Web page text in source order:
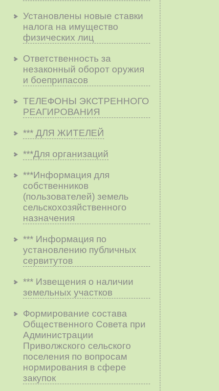
Установлены новые ставки
налога на имущество
физических лиц
Ответственность за
незаконный оборот оружия
и боеприпасов
ТЕЛЕФОНЫ ЭКСТРЕННОГО
РЕАГИРОВАНИЯ
*** ДЛЯ ЖИТЕЛЕЙ
***Для организаций
***Информация для
собственников
(пользователей) земель
сельскохозяйственного
назначения
*** Информация по
установлению публичных
сервитутов
*** Извещения о наличии
земельных участков
Формирование состава
Общественного Совета при
Администрации
Приволжского сельского
поселения по вопросам
нopмиpoвaния в cфepe
зaкyпoк